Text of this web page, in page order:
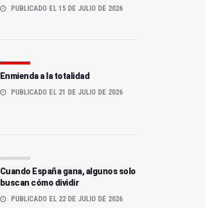
PUBLICADO EL 15 DE JULIO DE 2026
Enmienda a la totalidad
PUBLICADO EL 21 DE JULIO DE 2026
Cuando España gana, algunos solo
buscan cómo dividir
PUBLICADO EL 22 DE JULIO DE 2026